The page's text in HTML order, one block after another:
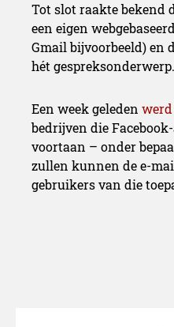
Tot slot raakte bekend
een eigen
Gmail bijvoorbeeld) en
hét gespreksonderwerp.
Een week geleden
bedrijven die
voortaan – onder
zullen kunnen de e-
gebruikers van die